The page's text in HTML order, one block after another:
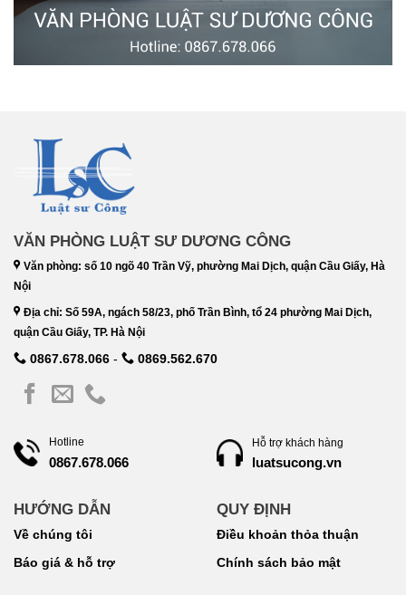
VĂN PHÒNG LUẬT SƯ DƯƠNG CÔNG
Văn phòng: số 10 ngõ 40 Trần Vỹ, phường Mai Dịch, quận Cầu Giấy, Hà
Nội
Địa chỉ: Số 59A, ngách 58/23, phố Trần Bình, tổ 24 phường Mai Dịch,
quận Cầu Giấy, TP. Hà Nội
0867.678.066 - 0869.562.670
Hotline
0867.678.066
HƯỚNG DẪN
Về chúng tôi
Báo giá & hỗ trợ
Hỗ trợ khách hàng
luatsucong.vn
QUY ĐỊNH
Điều khoản thỏa thuận
Chính sách bảo mật